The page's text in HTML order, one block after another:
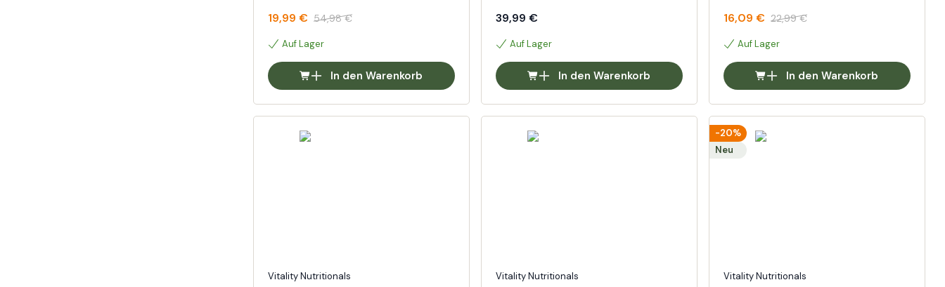
19,99 € 54,98 €
Auf Lager
In den Warenkorb
39,99 €
Auf Lager
In den Warenkorb
16,09 € 22,99 €
Auf Lager
In den Warenkorb
Vitality Nutritionals Vitality Nutritionals
-20%
Neu
Vitality Nutritionals